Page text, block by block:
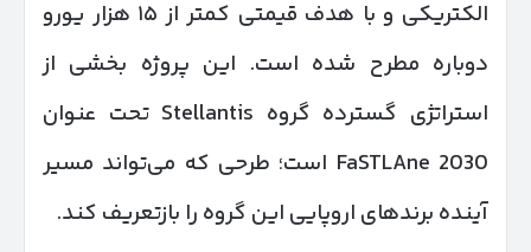
الکتریکی و با هدف قیمتی کمتر از ۱۵ هزار یورو
دوباره مطرح شده است. این پروژه بخشی از
استراتژی گسترده گروه Stellantis تحت عنوان
FaSTLAne 2030 است؛ طرحی که می‌تواند مسیر
آینده برندهای اروپایی این گروه را بازتعریف کند.